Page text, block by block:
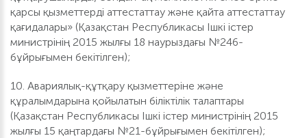
қарсы қызметтерді аттестаттау және қайта аттестаттау
қағидалары» (Қазақстан Республикасы Ішкі істер
министрінің 2015 жылғы 18 наурыздағы №246-
бұйрығымен бекітілген);
10. Авариялық-құтқару қызметтеріне және
құралымдарына қойылатын біліктілік талаптары
(Қазақстан Республикасы Ішкі істер министрінің 2015
жылғы 15 қаңтардағы №21-бұйрығымен бекітілген);